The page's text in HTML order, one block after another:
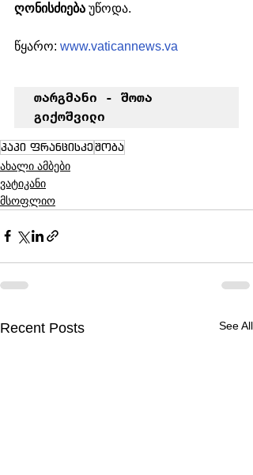
ღონისძიება უწოდა.
წყარო: www.vaticannews.va
თარგმანი - შოთა
გიქოშვილი
პაპი ფრანცისკეშობა
ახალი ამბები
ვატიკანი
მსოფლიო
Recent Posts See All